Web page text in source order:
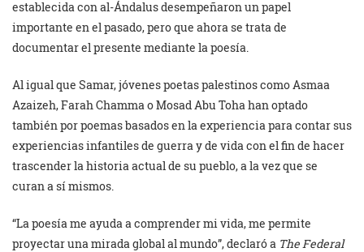
establecida con al-Ándalus desempeñaron un papel
importante en el pasado, pero que ahora se trata de
documentar el presente mediante la poesía.
Al igual que Samar, jóvenes poetas palestinos como Asmaa
Azaizeh, Farah Chamma o Mosad Abu Toha han optado
también por poemas basados en la experiencia para contar sus
experiencias infantiles de guerra y de vida con el fin de hacer
trascender la historia actual de su pueblo, a la vez que se
curan a sí mismos.
“La poesía me ayuda a comprender mi vida, me permite
proyectar una mirada global al mundo”, declaró a The Federal